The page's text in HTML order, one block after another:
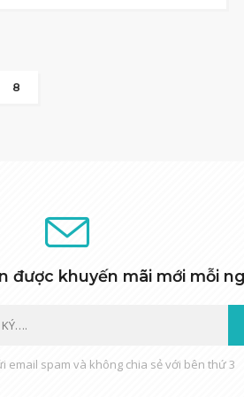
8
được khuyến mãi mới mỗi
email spam và không chia sẻ với bên thứ 3